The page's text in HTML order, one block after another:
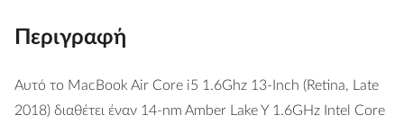
Περιγραφή
Αυτό το MacBook Air Core i5 1.6Ghz 13-Inch (Retina, Late
2018) διαθέτει έναν 14-nm Amber Lake Y 1.6GHz Intel Core